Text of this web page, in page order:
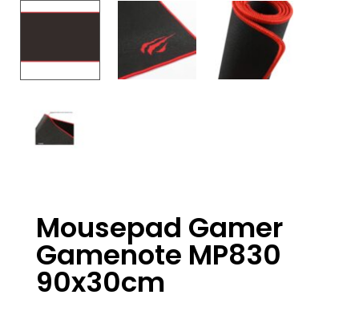
Mousepad Gamer
Gamenote MP830
90x30cm